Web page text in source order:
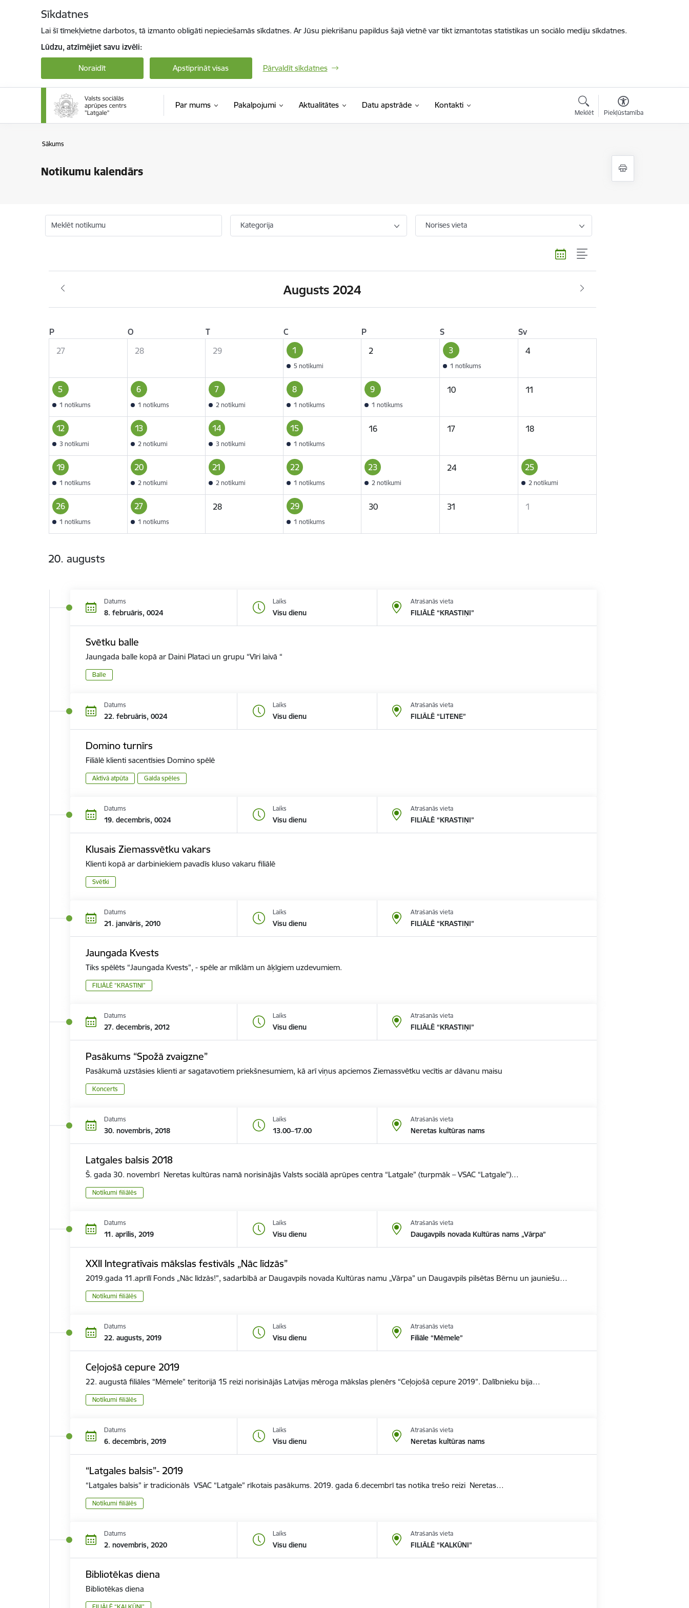
Sīkdatnes
Lai šī tīmekļvietne darbotos, tā izmanto obligāti nepieciešamās sīkdatnes. Ar Jūsu piekrišanu papildus šajā vietnē var tikt izmantotas statistikas un sociālo mediju sīkdatnes.
Lūdzu, atzīmējiet savu izvēli:
Noraidīt Apstiprināt visas Pārvaldīt sīkdatnes
Par mums Pakalpojumi Aktualitātes Datu apstrāde Kontakti
Meklēt Piekļūstamība
Sākums
Notikumu kalendārs
Meklēt notikumu Kategorija Norises vieta
Augusts 2024
P O T C P S
Sv
27
28 29 1
5 notikumi
2 3
1 notikums
4
5
1 notikums
6
1 notikums
7
2 notikumi
8
1 notikums
9
1 notikums
10 11
12
3 notikumi
13
2 notikumi
14
3 notikumi
15
1 notikums
16 17 18
19
1 notikums
20
2 notikumi
21
2 notikumi
22
1 notikums
23
2 notikumi
24 25
2 notikumi
26
1 notikums
27
1 notikums
28 29
1 notikums
30 31 1
20. augusts
Datums
8. februāris, 0024
Laiks
Visu dienu
Atrašanās vieta
FILIĀLĒ “KRASTIŅI”
Svētku balle
Jaungada balle kopā ar Daini Plataci un grupu “Vīri laivā “
Balle
Datums
22. februāris, 0024
Laiks
Visu dienu
Atrašanās vieta
FILIĀLĒ “LITENE”
Domino turnīrs
Filiālē klienti sacentīsies Domino spēlē
Aktīvā atpūta Galda spēles
Datums
19. decembris, 0024
Laiks
Visu dienu
Atrašanās vieta
FILIĀLĒ “KRASTIŅI”
Klusais Ziemassvētku vakars
Klienti kopā ar darbiniekiem pavadīs kluso vakaru filiālē
Svētki
Datums
21. janvāris, 2010
Laiks
Visu dienu
Atrašanās vieta
FILIĀLĒ “KRASTIŅI”
Jaungada Kvests
Tiks spēlēts “Jaungada Kvests”, - spēle ar mīklām un āķīgiem uzdevumiem.
FILIĀLĒ “KRASTIŅI”
Datums
27. decembris, 2012
Laiks
Visu dienu
Atrašanās vieta
FILIĀLĒ “KRASTIŅI”
Pasākums “Spožā zvaigzne”
Pasākumā uzstāsies klienti ar sagatavotiem priekšnesumiem, kā arī viņus apciemos Ziemassvētku vecītis ar dāvanu maisu
Koncerts
Datums
30. novembris, 2018
Laiks
13.00–17.00
Atrašanās vieta
Neretas kultūras nams
Latgales balsis 2018
Š. gada 30. novembrī Neretas kultūras namā norisinājās Valsts sociālā aprūpes centra “Latgale” (turpmāk – VSAC “Latgale”)…
Notikumi filiālēs
Datums
11. aprīlis, 2019
Laiks
Visu dienu
Atrašanās vieta
Daugavpils novada Kultūras nams „Vārpa”
XXII Integratīvais mākslas festivāls „Nāc līdzās”
2019.gada 11.aprīlī Fonds „Nāc līdzās!”, sadarbībā ar Daugavpils novada Kultūras namu „Vārpa” un Daugavpils pilsētas Bērnu un jauniešu…
Notikumi filiālēs
Datums
22. augusts, 2019
Laiks
Visu dienu
Atrašanās vieta
Filiāle “Mēmele”
Ceļojošā cepure 2019
22. augustā filiāles “Mēmele” teritorijā 15 reizi norisinājās Latvijas mēroga mākslas plenērs “Ceļojošā cepure 2019”. Dalībnieku bija…
Notikumi filiālēs
Datums
6. decembris, 2019
Laiks
Visu dienu
Atrašanās vieta
Neretas kultūras nams
“Latgales balsis”- 2019
“Latgales balsis” ir tradicionāls VSAC “Latgale” rīkotais pasākums. 2019. gada 6.decembrī tas notika trešo reizi Neretas…
Notikumi filiālēs
Datums
2. novembris, 2020
Laiks
Visu dienu
Atrašanās vieta
FILIĀLĒ “KALKŪNI”
Bibliotēkas diena
Bibliotēkas diena